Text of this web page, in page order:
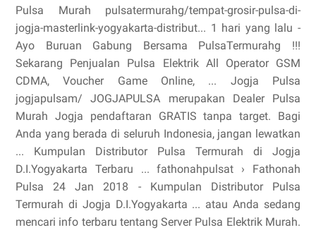
Pulsa Murah pulsatermurahg/tempat-grosir-pulsa-di-
jogja-masterlink-yogyakarta-distribut... 1 hari yang lalu -
Ayo Buruan Gabung Bersama PulsaTermurahg !!!
Sekarang Penjualan Pulsa Elektrik All Operator GSM
CDMA, Voucher Game Online, ... Jogja Pulsa
jogjapulsam/ JOGJAPULSA merupakan Dealer Pulsa
Murah Jogja pendaftaran GRATIS tanpa target. Bagi
Anda yang berada di seluruh Indonesia, jangan lewatkan
... Kumpulan Distributor Pulsa Termurah di Jogja
D.I.Yogyakarta Terbaru ... fathonahpulsat › Fathonah
Pulsa 24 Jan 2018 - Kumpulan Distributor Pulsa
Termurah di Jogja D.I.Yogyakarta ... atau Anda sedang
mencari info terbaru tentang Server Pulsa Elektrik Murah.